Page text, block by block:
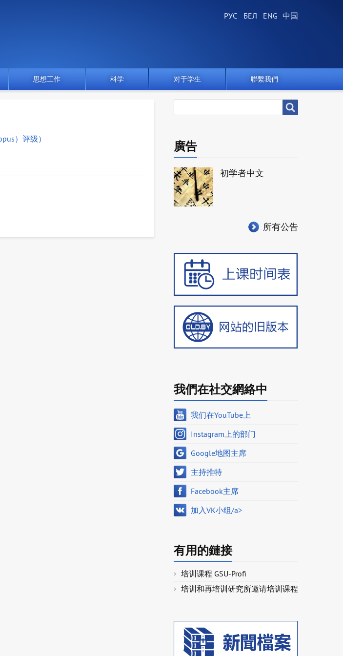
思想工作 科学 对于学生 聯繫我們
）评级）
尋
廣告
初学者中文
所有公告
我們在社交網絡中
我们在YouTube上
Instagram上的部门
Google地图主席
主持推特
Facebook主席
加入VK小组/a>
有用的鏈接
培训课程 GSU-Profi
培训和再培训研究所邀请培训课程